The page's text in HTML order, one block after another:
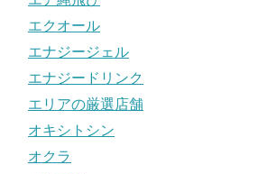
エクオール
エナジージェル
エナジードリンク
エリアの厳選店舗
オキシトシン
オクラ